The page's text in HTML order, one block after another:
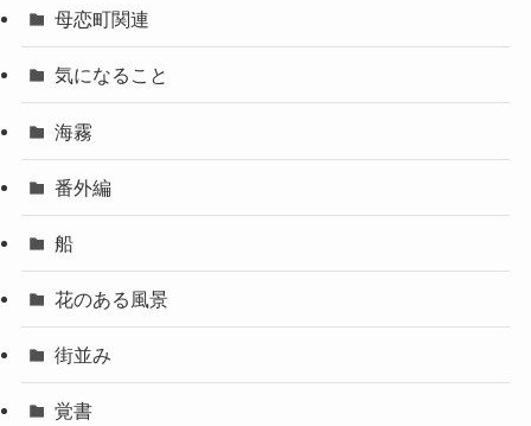
母恋町関連
気になること
海霧
番外編
船
花のある風景
街並み
覚書